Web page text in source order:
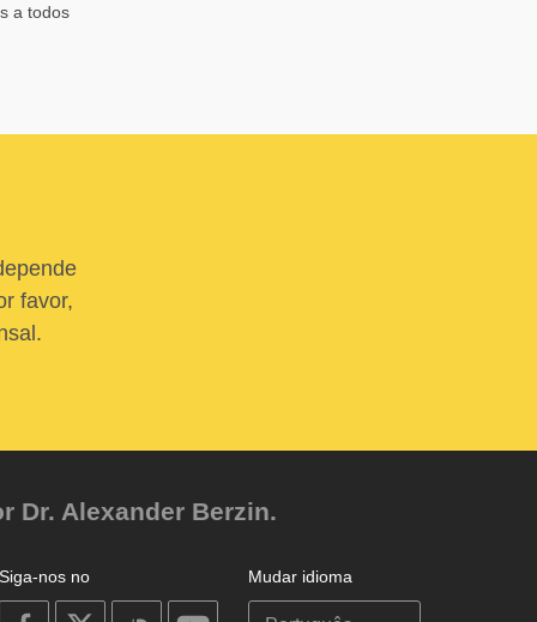
a todos
favor,
Dr. Alexander Berzin.
Mudar idioma
Siga-nos no
on
on on